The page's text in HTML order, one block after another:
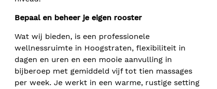
Bepaal en beheer je eigen rooster
Wat wij bieden, is een professionele
wellnessruimte in Hoogstraten, flexibiliteit in
dagen en uren en een mooie aanvulling in
bijberoep met gemiddeld vijf tot tien massages
per week. Je werkt in een warme, rustige setting